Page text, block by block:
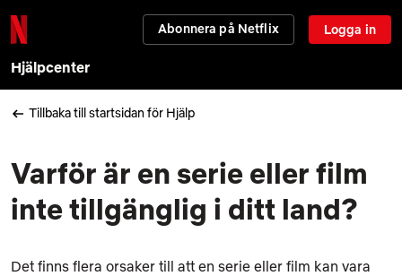
Abonnera på Netflix Logga in
Hjälpcenter
Tillbaka till startsidan för Hjälp
Varför är en serie eller film
inte tillgänglig i ditt land?
Det finns flera orsaker till att en serie eller film kan vara